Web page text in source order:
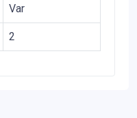
Var
2